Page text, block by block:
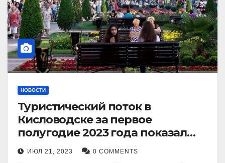
НОВОСТИ
Туристический поток в
Кисловодске за первое
полугодие 2023 года показал
рекордный рост в 21 процент.
ИЮЛ 21, 2023 0 COMMENTS